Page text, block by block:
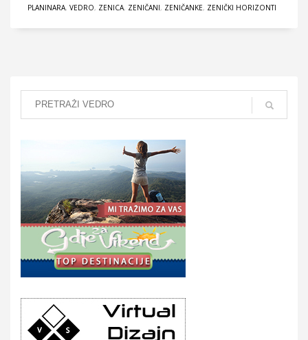
PLANINARA, VEDRO, ZENICA, ZENIČANI, ZENIČANKE, ZENIČKI HORIZONTI